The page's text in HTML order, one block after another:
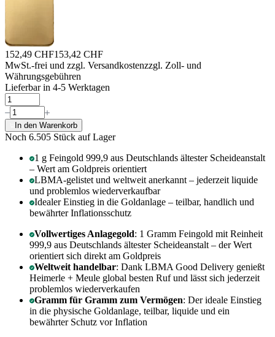
152,49 CHF153,42 CHF
MwSt.-frei und zzgl. Versandkostenzzgl. Zoll- und
Währungsgebühren
Lieferbar in 4-5 Werktagen
In den Warenkorb
Noch 6.505 Stück auf Lager
1 g Feingold 999,9 aus Deutschlands ältester Scheideanstalt
– Wert am Goldpreis orientiert
LBMA-gelistet und weltweit anerkannt – jederzeit liquide
und problemlos wiederverkaufbar
Idealer Einstieg in die Goldanlage – teilbar, handlich und
bewährter Inflationsschutz
Vollwertiges Anlagegold: 1 Gramm Feingold mit Reinheit
999,9 aus Deutschlands ältester Scheideanstalt – der Wert
orientiert sich direkt am Goldpreis
Weltweit handelbar: Dank LBMA Good Delivery genießt
Heimerle + Meule global besten Ruf und lässt sich jederzeit
problemlos wiederverkaufen
Gramm für Gramm zum Vermögen: Der ideale Einstieg
in die physische Goldanlage, teilbar, liquide und ein
bewährter Schutz vor Inflation